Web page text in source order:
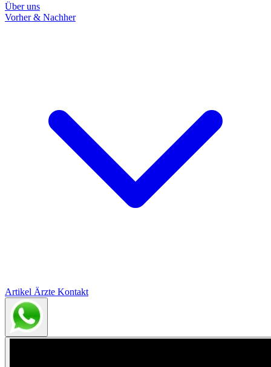
Über uns
Vorher & Nachher
Artikel Ärzte Kontakt